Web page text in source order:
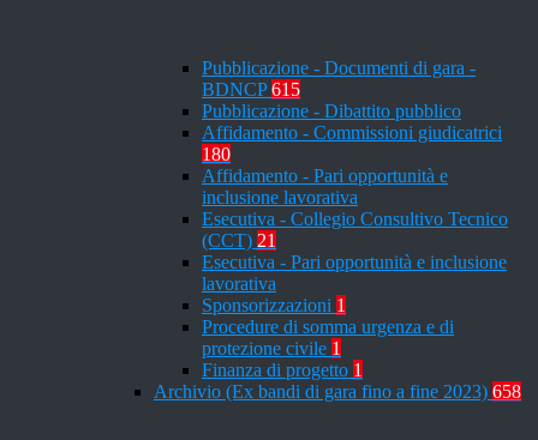
Pubblicazione - Documenti di gara -
BDNCP615
Pubblicazione - Dibattito pubblico
Affidamento - Commissioni giudicatrici
180
Affidamento - Pari opportunità e
inclusione lavorativa
Esecutiva - Collegio Consultivo Tecnico
(CCT) 21
Esecutiva - Pari opportunità e inclusione
lavorativa
Sponsorizzazioni 1
Procedure di somma urgenza e di
protezione civile 1
Finanza di progetto 1
Archivio (Ex bandi di gara fino a fine 2023) 658